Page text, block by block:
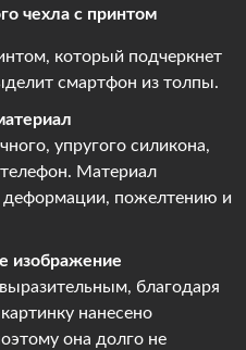
чехла с принтом
который подчеркнет
смартфон из толпы.
упругого силикона,
Материал
деформации, пожелтению и
изображение
благодаря
нанесено
она долго не